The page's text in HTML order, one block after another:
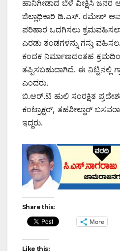
ಹಾನಿಗೀಡಾದ ಬೆಳೆ ವೀಕ್ಷಿಸಿ ಜನರ
ಜಿಲ್ಲಾಧಿಕಾರಿ ಡಿ.ಎಸ್. ರಮೇಶ್
ಪರಿಹಾರ ಒದಗಿಸಲು
ಎರಡು ತಂಡಗಳನ್ನು ಗಸ್ತು
ಕಂದಕ ನಿರ್ಮಾಣದಂತಹ
ತಪ್ಪಿಸಬಹುದಾಗಿದೆ. ಈ ನಿಟ್ಟಿನಲ್ಲಿ
ಎಂದರು.
ಬಿ.ಆರ್.ಟಿ ಹುಲಿ ಸಂರಕ್ಷಿತ
ಕಂಟ್ರಾಕ್ಟರ್, ತಹಶೀಲ್ದಾರ್
ಇದ್ದರು.
Share this:
More
Like this: